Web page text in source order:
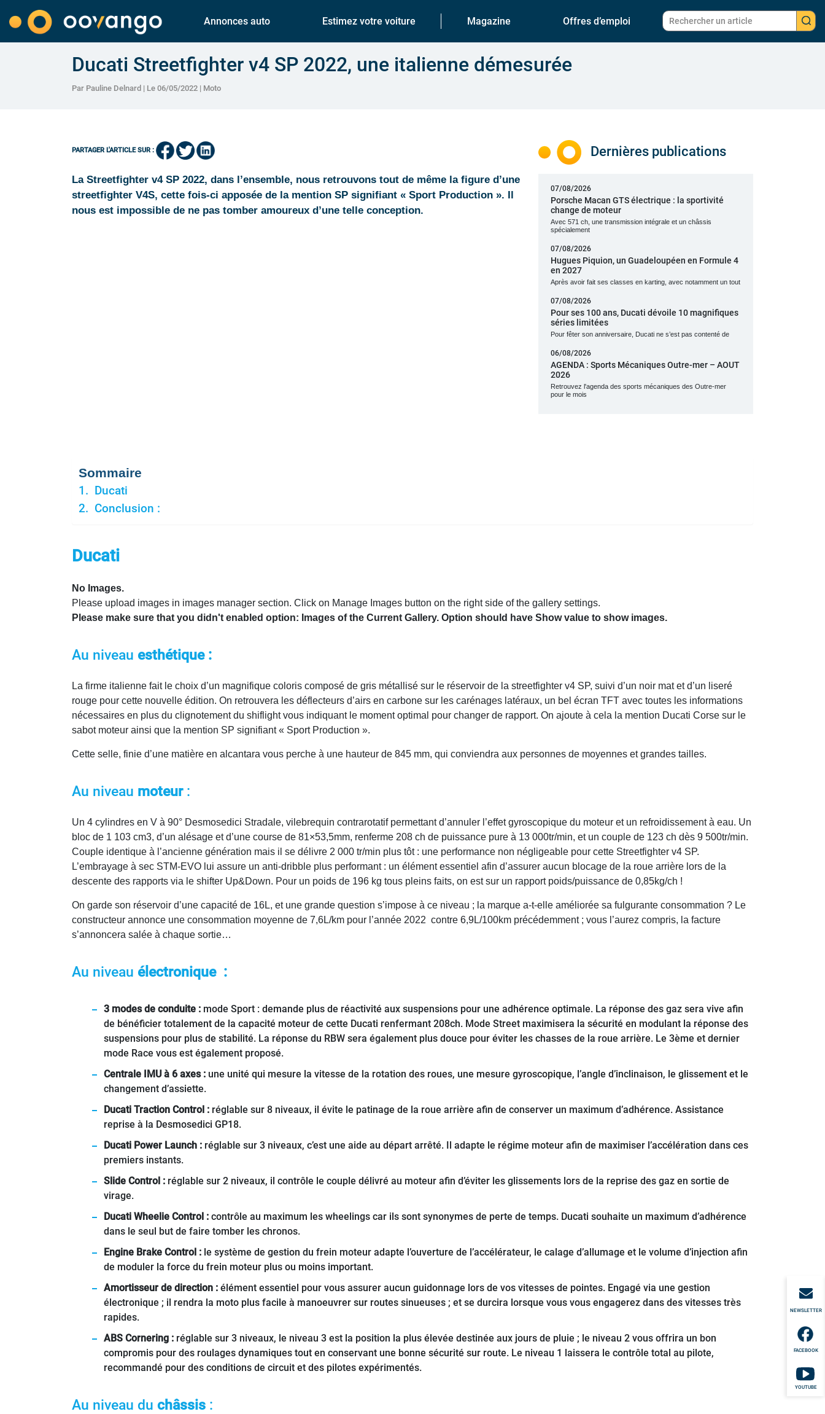
Annonces auto Estimez votre voiture Magazine Offres d’emploi
NEWSLETTER
FACEBOOK
YOUTUBE
Ducati Streetfighter v4 SP 2022, une italienne démesurée
Par Pauline Delnard | Le 06/05/2022 | Moto
PARTAGER L'ARTICLE SUR :
La Streetfighter v4 SP 2022, dans l’ensemble, nous retrouvons tout de même la figure d’une
streetfighter V4S, cette fois-ci apposée de la mention SP signifiant « Sport Production ». Il
nous est impossible de ne pas tomber amoureux d’une telle conception.
Dernières publications
07/08/2026
Porsche Macan GTS électrique : la sportivité
change de moteur
Avec 571 ch, une transmission intégrale et un châssis
spécialement
07/08/2026
Hugues Piquion, un Guadeloupéen en Formule 4
en 2027
Après avoir fait ses classes en karting, avec notamment un tout
07/08/2026
Pour ses 100 ans, Ducati dévoile 10 magnifiques
séries limitées
Pour fêter son anniversaire, Ducati ne s’est pas contenté de
06/08/2026
AGENDA : Sports Mécaniques Outre-mer – AOUT
2026
Retrouvez l'agenda des sports mécaniques des Outre-mer
pour le mois
Sommaire
Ducati
Conclusion :
Ducati
No Images.
Please upload images in images manager section. Click on Manage Images button on the right side of the gallery settings.
Please make sure that you didn't enabled option: Images of the Current Gallery. Option should have Show value to show images.
Au niveau esthétique :
La firme italienne fait le choix d’un magnifique coloris composé de gris métallisé sur le réservoir de la streetfighter v4 SP, suivi d’un noir mat et d’un liseré
rouge pour cette nouvelle édition. On retrouvera les déflecteurs d’airs en carbone sur les carénages latéraux, un bel écran TFT avec toutes les informations
nécessaires en plus du clignotement du shiflight vous indiquant le moment optimal pour changer de rapport. On ajoute à cela la mention Ducati Corse sur le
sabot moteur ainsi que la mention SP signifiant « Sport Production ».
Cette selle, finie d’une matière en alcantara vous perche à une hauteur de 845 mm, qui conviendra aux personnes de moyennes et grandes tailles.
Au niveau moteur :
Un 4 cylindres en V à 90° Desmosedici Stradale, vilebrequin contrarotatif permettant d’annuler l’effet gyroscopique du moteur et un refroidissement à eau. Un
bloc de 1 103 cm3, d’un alésage et d’une course de 81×53,5mm, renferme 208 ch de puissance pure à 13 000tr/min, et un couple de 123 ch dès 9 500tr/min.
Couple identique à l’ancienne génération mais il se délivre 2 000 tr/min plus tôt : une performance non négligeable pour cette Streetfighter v4 SP.
L’embrayage à sec STM-EVO lui assure un anti-dribble plus performant : un élément essentiel afin d’assurer aucun blocage de la roue arrière lors de la
descente des rapports via le shifter Up&Down. Pour un poids de 196 kg tous pleins faits, on est sur un rapport poids/puissance de 0,85kg/ch !
On garde son réservoir d’une capacité de 16L, et une grande question s’impose à ce niveau ; la marque a-t-elle améliorée sa fulgurante consommation ? Le
constructeur annonce une consommation moyenne de 7,6L/km pour l’année 2022 contre 6,9L/100km précédemment ; vous l’aurez compris, la facture
s’annoncera salée à chaque sortie…
Au niveau électronique :
3 modes de conduite : mode Sport : demande plus de réactivité aux suspensions pour une adhérence optimale. La réponse des gaz sera vive afin
de bénéficier totalement de la capacité moteur de cette Ducati renfermant 208ch. Mode Street maximisera la sécurité en modulant la réponse des
suspensions pour plus de stabilité. La réponse du RBW sera également plus douce pour éviter les chasses de la roue arrière. Le 3ème et dernier
mode Race vous est également proposé.
Centrale IMU à 6 axes : une unité qui mesure la vitesse de la rotation des roues, une mesure gyroscopique, l’angle d’inclinaison, le glissement et le
changement d’assiette.
Ducati Traction Control : réglable sur 8 niveaux, il évite le patinage de la roue arrière afin de conserver un maximum d’adhérence. Assistance
reprise à la Desmosedici GP18.
Ducati Power Launch : réglable sur 3 niveaux, c’est une aide au départ arrêté. Il adapte le régime moteur afin de maximiser l’accélération dans ces
premiers instants.
Slide Control : réglable sur 2 niveaux, il contrôle le couple délivré au moteur afin d’éviter les glissements lors de la reprise des gaz en sortie de
virage.
Ducati Wheelie Control : contrôle au maximum les wheelings car ils sont synonymes de perte de temps. Ducati souhaite un maximum d’adhérence
dans le seul but de faire tomber les chronos.
Engine Brake Control : le système de gestion du frein moteur adapte l’ouverture de l’accélérateur, le calage d’allumage et le volume d’injection afin
de moduler la force du frein moteur plus ou moins important.
Amortisseur de direction : élément essentiel pour vous assurer aucun guidonnage lors de vos vitesses de pointes. Engagé via une gestion
électronique ; il rendra la moto plus facile à manoeuvrer sur routes sinueuses ; et se durcira lorsque vous vous engagerez dans des vitesses très
rapides.
ABS Cornering : réglable sur 3 niveaux, le niveau 3 est la position la plus élevée destinée aux jours de pluie ; le niveau 2 vous offrira un bon
compromis pour des roulages dynamiques tout en conservant une bonne sécurité sur route. Le niveau 1 laissera le contrôle total au pilote,
recommandé pour des conditions de circuit et des pilotes expérimentés.
Au niveau du châssis :